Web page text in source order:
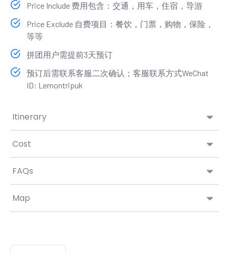
Itinerary
Cost
FAQs
Map
Price Include 费用包含：交通，用车，住宿，导游
Price Exclude 自费项目：餐饮，门票，购物，保险，
等等
拼团用户需提前3天预订
预订后需联系客服二次确认；客服联系方式WeChat
ID: Lemontripuk